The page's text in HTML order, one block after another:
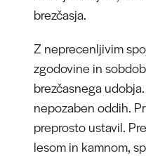
brezčasja.
Z neprecenljivim
zgodovine in
brezčasnega
nepozaben oddih.
preprosto ustavil.
lesom in kamnom,